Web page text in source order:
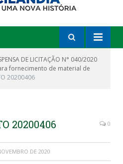
DE LICITAÇÃO N° 040/2020
fornecimento de material de
20200406
20200406 0
DE 2020